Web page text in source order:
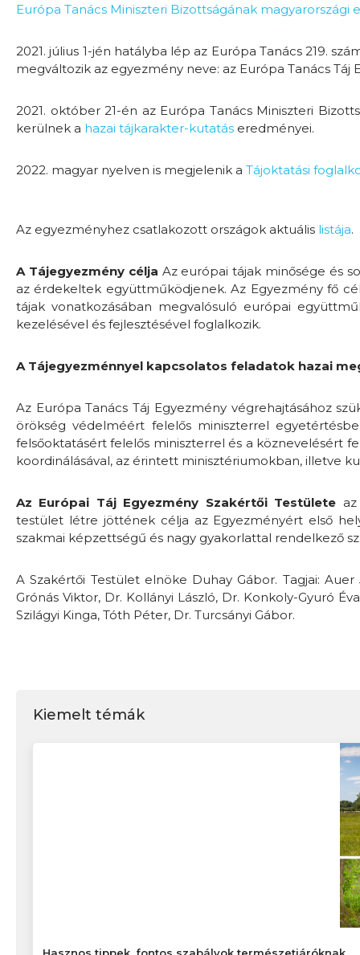
Európa Tanács Miniszteri Bizottságának magyarországi
2021. július 1-jén hatályba lép az Európa Tanács 219.
megváltozik az egyezmény neve: az Európa Tanács Táj
2021. október 21-én az Európa Tanács Miniszteri
kerülnek a hazai tájkarakter-kutatás eredményei.
2022. magyar nyelven is megjelenik a Tájoktatási
Az egyezményhez csatlakozott országok aktuális listája.
A Tájegyezmény célja Az európai tájak minősége és
az érdekeltek együttműködjenek. Az Egyezmény fő
tájak vonatkozásában megvalósuló európai
kezelésével és fejlesztésével foglalkozik.
A Tájegyezménnyel kapcsolatos feladatok hazai
Az Európa Tanács Táj Egyezmény végrehajtásához
örökség védelméért felelős miniszterrel
felsőoktatásért felelős miniszterrel és a köznevelésért
koordinálásával, az érintett minisztériumokban, illetve
Az Európai Táj Egyezmény Szakértői Testülete
testület létre jöttének célja az Egyezményért első
szakmai képzettségű és nagy gyakorlattal rendelkező
A Szakértői Testület elnöke Duhay Gábor. Tagjai:
Grónás Viktor, Dr. Kollányi László, Dr. Konkoly-Gyuró
Szilágyi Kinga, Tóth Péter, Dr. Turcsányi Gábor.
Kiemelt témák